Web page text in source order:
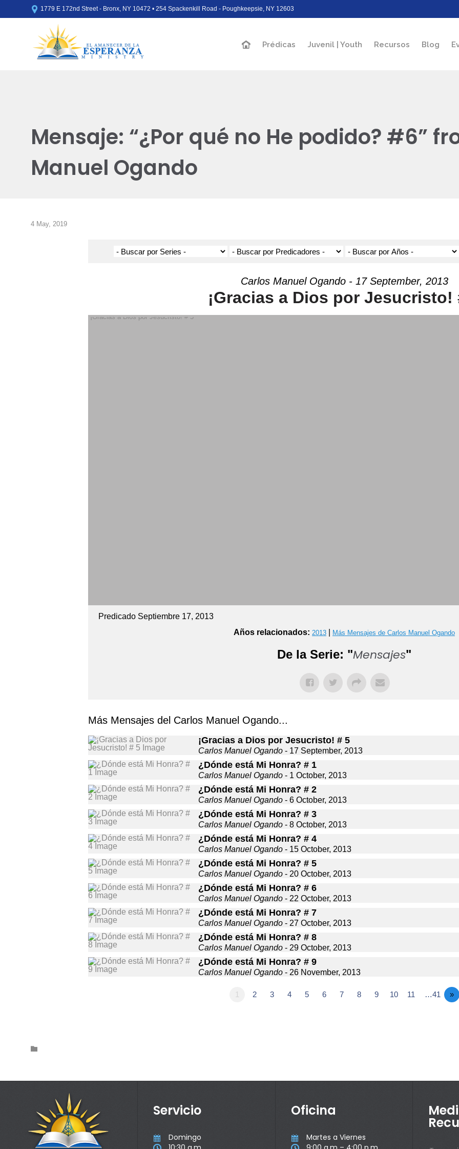
 1779 E 172nd Street - Bronx, NY 10472 • 254 Spackenkill Road - Poughkeepsie, NY 12603
Prédicas Juvenil | Youth Recursos Blog
Mensaje: “¿Por qué no He podido? #6”
Manuel Ogando
4 May, 2019
Carlos Manuel Ogando - 17 September, 2013
¡Gracias a Dios por Jesucristo!
¡Gracias a Dios por Jesucristo! # 5
Predicado Septiembre 17, 2013
Años relacionados: 2013 Más Mensajes de Carlos Manuel Ogando
De la Serie: "Mensajes"
Más Mensajes del Carlos Manuel Ogando...
¡Gracias a Dios por Jesucristo! # 5
Carlos Manuel Ogando - 17 September, 2013
¿Dónde está Mi Honra? # 1
Carlos Manuel Ogando - 1 October, 2013
¿Dónde está Mi Honra? # 2
Carlos Manuel Ogando - 6 October, 2013
¿Dónde está Mi Honra? # 3
Carlos Manuel Ogando - 8 October, 2013
¿Dónde está Mi Honra? # 4
Carlos Manuel Ogando - 15 October, 2013
¿Dónde está Mi Honra? # 5
Carlos Manuel Ogando - 20 October, 2013
¿Dónde está Mi Honra? # 6
Carlos Manuel Ogando - 22 October, 2013
¿Dónde está Mi Honra? # 7
Carlos Manuel Ogando - 27 October, 2013
¿Dónde está Mi Honra? # 8
Carlos Manuel Ogando - 29 October, 2013
¿Dónde está Mi Honra? # 9
Carlos Manuel Ogando - 26 November, 2013
1 2 3 4 5 6 7 8 9 10 11 …41 »

Servicio
 Domingo
Oficina
 Martes a Viernes